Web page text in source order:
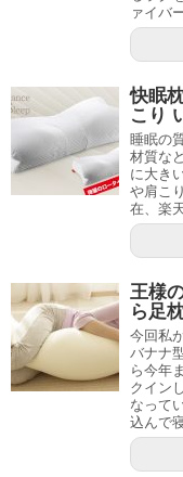
ァイバ
快眠
こり
睡眠の
材質な
に大き
や肩こ
在、楽
王様
ら足
今回私
バナナ
ら今年
クイン
なって
込んで